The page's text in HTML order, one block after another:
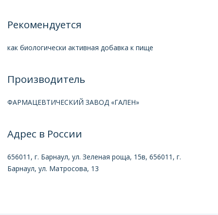
Рекомендуется
как биологически активная добавка к пище
Производитель
ФАРМАЦЕВТИЧЕСКИЙ ЗАВОД «ГАЛЕН»
Адрес в России
656011, г. Барнаул, ул. Зеленая роща, 15в, 656011, г.
Барнаул, ул. Матросова, 13